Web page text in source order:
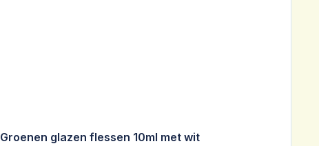
Groenen glazen flessen 10ml met wit